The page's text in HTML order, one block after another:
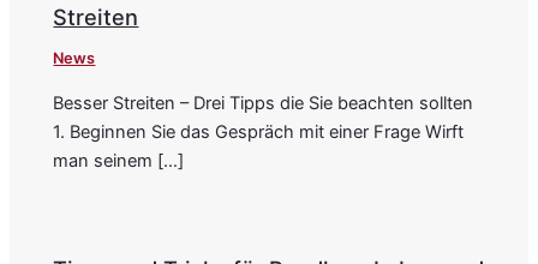
Streiten
News
Besser Streiten – Drei Tipps die Sie beachten sollten
1. Beginnen Sie das Gespräch mit einer Frage Wirft
man seinem […]